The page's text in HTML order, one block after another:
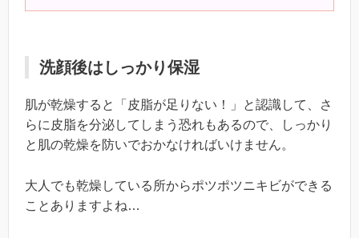
洗顔後はしっかり保湿
肌が乾燥すると「皮脂が足りない！」と認識して、さ
らに皮脂を分泌してしまう恐れもあるので、しっかり
と肌の乾燥を防いでおかなければいけません。
大人でも乾燥している所からポツポツニキビができる
ことありますよね…